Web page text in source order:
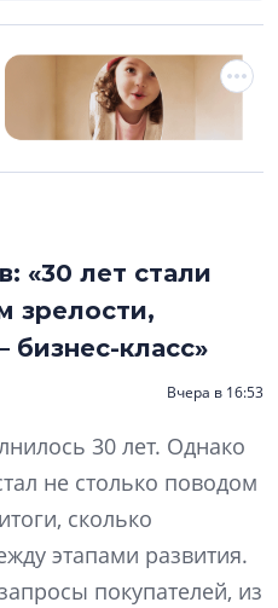
«30 лет стали
зрелости,
класс»
Вчера в 16:53
30 лет. Однако
не столько поводом
сколько
этапами развития.
покупателей, из